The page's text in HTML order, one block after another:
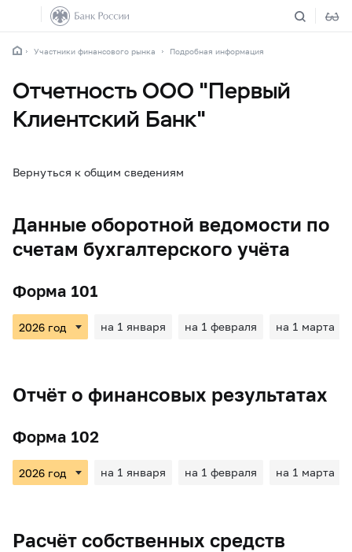
Участники финансового рынка Подробная информация
Отчетность ООО "Первый
Клиентский Банк"
Вернуться к общим сведениям
Данные оборотной ведомости по
счетам бухгалтерского учёта
Форма 101
на 1 января на 1 февраля на 1 марта
Отчёт о финансовых результатах
Форма 102
на 1 января на 1 февраля на 1 марта
Расчёт собственных средств